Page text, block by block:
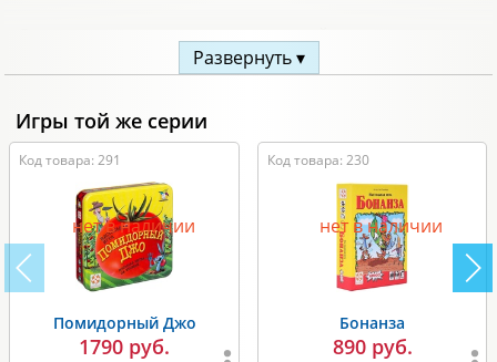
живописным местам, стремясь отыскать как можно больше
всеразличных растений и понаблюдать за поведением
вокруг! Кто сумеет познать все природные тайны и заслужить
титул опытного исследователя? Вперёд, на изучение дикой
природы! А вечерком, когда в ногах будет приятная усталость
от многокилометровой ходьбы, зажигайте большой
согревающий костёр и делитесь впечатлениями о
проведённом дне, стараясь первым поведать всем о своих
находках!
игровое поле;
Развернуть ▾
Игры той же серии
Код товара: 291
Помидорный Джо
1790 руб.
нет в наличии
Код товара: 230
Бонанза
890 руб.
нет в наличии